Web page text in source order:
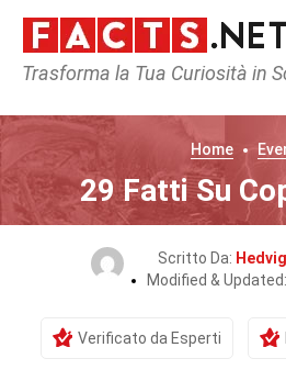
Trasforma la Tua Curiosità in
Home
29 Fatti Su
Scritto Da:
Modified & Updated:
Verificato da Esperti